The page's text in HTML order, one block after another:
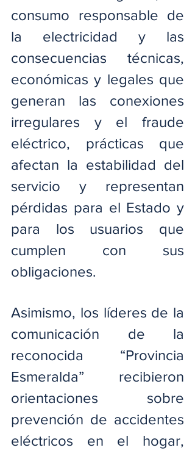
consumo responsable de
la electricidad y las
consecuencias técnicas,
económicas y legales que
generan las conexiones
irregulares y el fraude
eléctrico, prácticas que
afectan la estabilidad del
servicio y representan
pérdidas para el Estado y
para los usuarios que
cumplen con sus
obligaciones.
Asimismo, los líderes de la
comunicación de la
reconocida “Provincia
Esmeralda” recibieron
orientaciones sobre
prevención de accidentes
eléctricos en el hogar,